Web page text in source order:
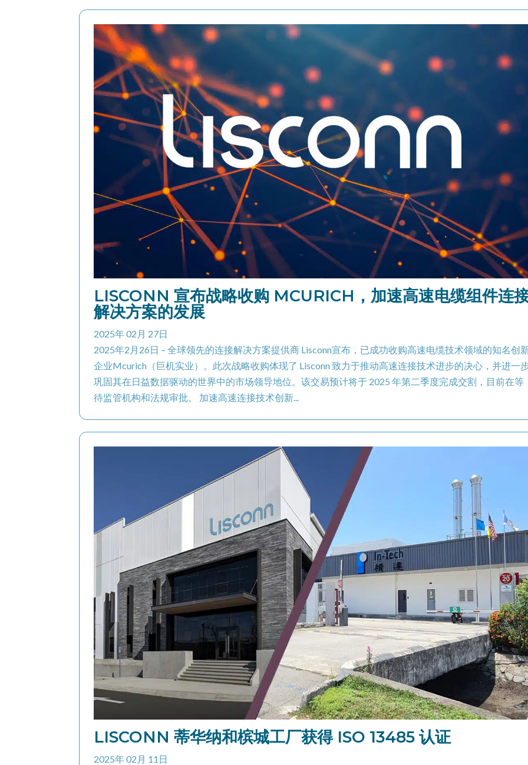
LISCONN 宣布战略收购 MCURICH，加速高速电缆组件连
解决方案的发展
2025年 02月 27日
2025年2月26日 – 全球领先的连接解决方​​案提供商 Lisconn宣布，已成功收购高速电缆技术领域的知名创
企业Mcurich（巨机实业）。此次战略收购体现了 Lisconn 致力于推动高速连接技术进步的决心，并进一
巩固其在日益数据驱动的世界中的市场领导地位。该交易预计将于 2025 年第二季度完成交割，目前在等
待监管机构和法规审批。 加速高速连接技术创新...
LISCONN 蒂华纳和槟城工厂获得 ISO 13485 认证
2025年 02月 11日